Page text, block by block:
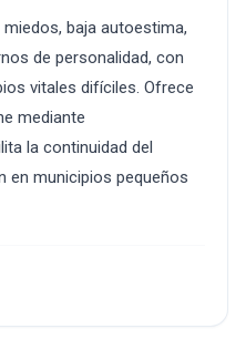
baja autoestima,
de personalidad, con
vitales difíciles. Ofrece
mediante
la continuidad del
en municipios pequeños